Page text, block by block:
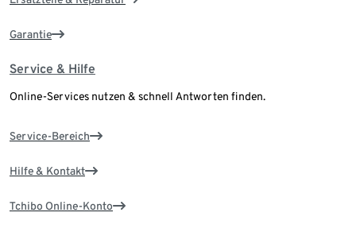
Garantie
Service & Hilfe
Online-Services nutzen & schnell Antworten finden.
Service-Bereich
Hilfe & Kontakt
Tchibo Online-Konto